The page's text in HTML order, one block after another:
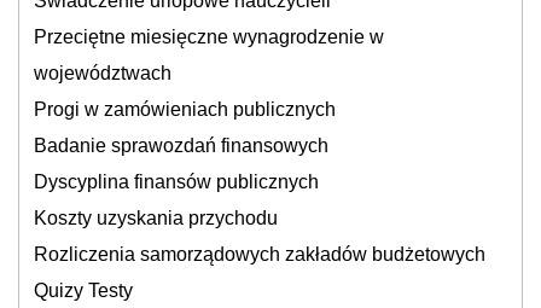
Przeciętne miesięczne wynagrodzenie w
województwach
Progi w zamówieniach publicznych
Badanie sprawozdań finansowych
Dyscyplina finansów publicznych
Koszty uzyskania przychodu
Rozliczenia samorządowych zakładów budżetowych
Quizy Testy